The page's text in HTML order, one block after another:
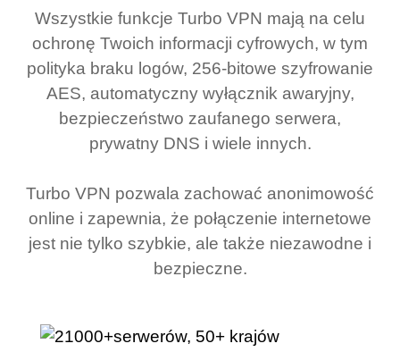
Wszystkie funkcje Turbo VPN mają na celu
ochronę Twoich informacji cyfrowych, w tym
polityka braku logów, 256-bitowe szyfrowanie
AES, automatyczny wyłącznik awaryjny,
bezpieczeństwo zaufanego serwera,
prywatny DNS i wiele innych.
Turbo VPN pozwala zachować anonimowość
online i zapewnia, że połączenie internetowe
jest nie tylko szybkie, ale także niezawodne i
bezpieczne.